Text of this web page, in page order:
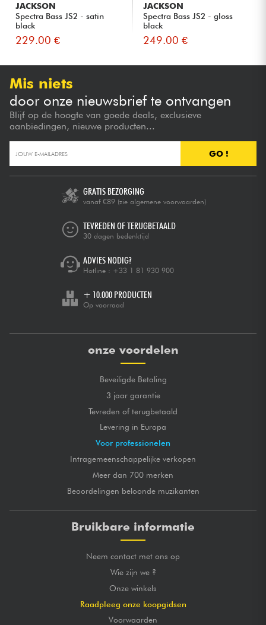
JACKSON
Spectra Bass JS2 - satin
black
229.00 €
JACKSON
Spectra Bass JS2 - gloss
black
249.00 €
Mis niets
door onze nieuwsbrief te ontvangen
Blijf op de hoogte van goede deals, exclusieve
aanbiedingen, nieuwe producten...
GO !
GRATIS BEZORGING
vanaf €89 (zie algemene voorwaarden)
TEVREDEN OF TERUGBETAALD
30 dagen bedenktijd
ADVIES NODIG?
Hotline : +33 1 81 930 900
+ 10.000 PRODUCTEN
Op voorraad
onze voordelen
Beveiligde Betaling
3 jaar garantie
Tevreden of terugbetaald
Levering in Europa
Voor professionelen
Intragemeenschappelijke verkopen
Meer dan 700 merken
Beoordelingen beloonde muzikanten
Bruikbare informatie
Neem contact met ons op
Wie zijn we ?
Onze winkels
Raadpleeg onze koopgidsen
Voorwaarden